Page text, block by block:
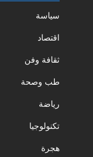
سياسة
اقتصاد
ثقافة وفن
طب وصحة
رياضة
تكنولوجيا
هجرة